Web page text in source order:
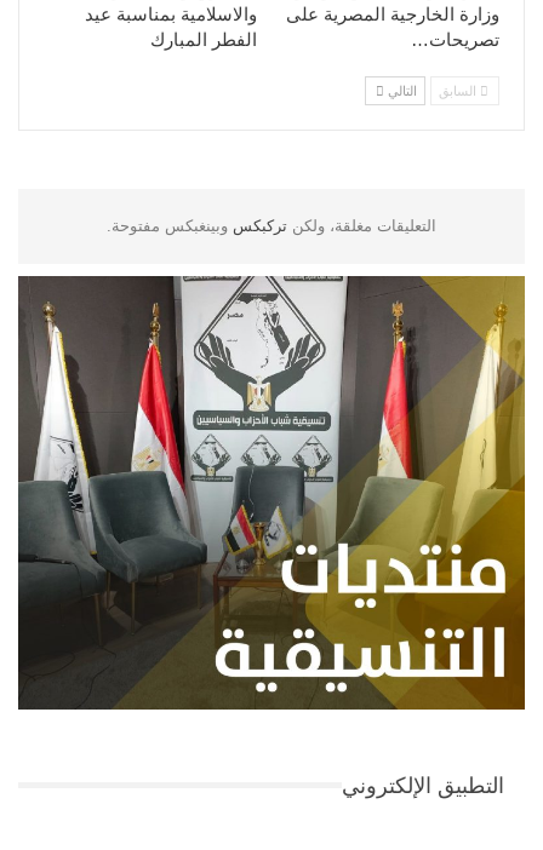
والاسلامية بمناسبة عيد
الفطر المبارك
وزارة الخارجية المصرية على
تصريحات…
السابق التالي
التعليقات مغلقة، ولكن تركبكس وبينغبكس مفتوحة.
التطبيق الإلكتروني